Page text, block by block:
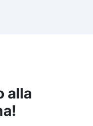
alla